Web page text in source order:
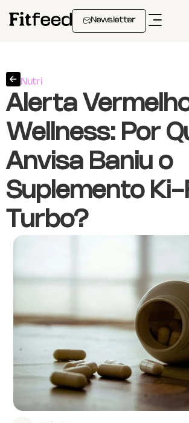
Newsletter
Nutri
Alerta
Wellness: Por
Anvisa Baniu o
Suplemento
Turbo?